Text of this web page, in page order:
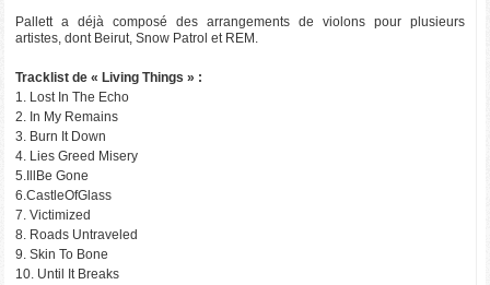
Pallett a déjà composé des arrangements de violons pour plusieurs
artistes, dont Beirut, Snow Patrol et REM.
Tracklist de « Living Things » :
1. Lost In The Echo
2. In My Remains
3. Burn It Down
4. Lies Greed Misery
5.IllBe Gone
6.CastleOfGlass
7. Victimized
8. Roads Untraveled
9. Skin To Bone
10. Until It Breaks